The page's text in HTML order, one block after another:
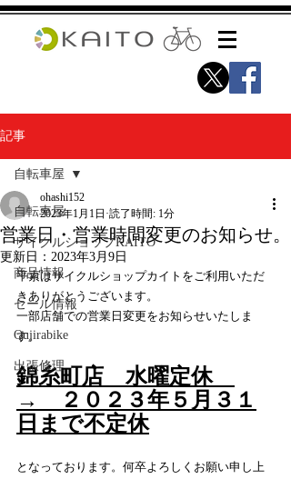
記事
自転車屋
サイクルショップKAITO
商品情報
セール情報
Qujirabike
出張修理
自転車屋
営業日・営業時間変更のお知らせ。
ohashi152
2023年1月1日 読了時間: 1分
更新日： 2023年3月9日
平素はサイクルショップカイトをご利用いただ
きありがとうございます。
一部店舗での営業日変更をお知らせいたしま
す。
錦糸町店　水曜定休
→　２０２３年５月３１
日まで不定休
となっております。何卒よろしくお願い申し上